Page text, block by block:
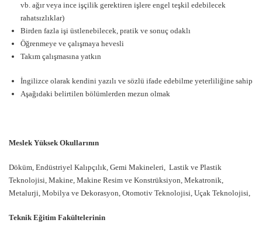
vb. ağır veya ince işçilik gerektiren işlere engel teşkil edebilecek
rahatsızlıklar)
Birden fazla işi üstlenebilecek, pratik ve sonuç odaklı
Öğrenmeye ve çalışmaya hevesli
Takım çalışmasına yatkın
İngilizce olarak kendini yazılı ve sözlü ifade edebilme yeterliliğine sahip
Aşağıdaki belirtilen bölümlerden mezun olmak
Meslek Yüksek Okullarının
Döküm, Endüstriyel Kalıpçılık, Gemi Makineleri, Lastik ve Plastik
Teknolojisi, Makine, Makine Resim ve Konstrüksiyon, Mekatronik,
Metalurji, Mobilya ve Dekorasyon, Otomotiv Teknolojisi, Uçak Teknolojisi,
Teknik Eğitim Fakültelerinin